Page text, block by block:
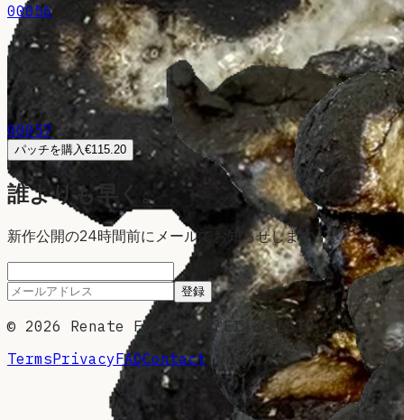
00056
00057
パッチを購入 €115.20
誰よりも早く。
新作公開の24時間前にメールでお知らせします。
登録
© 2026 Renate Frotscher EI — CLSTR
TermsPrivacyFAQContact